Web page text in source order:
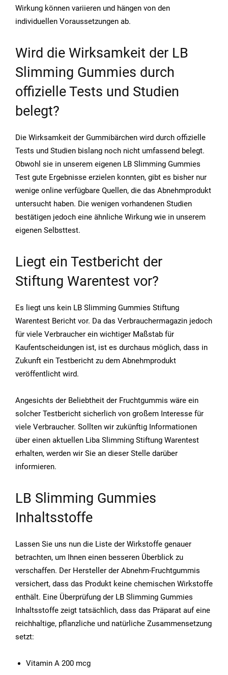
Wirkung können variieren und hängen von den
individuellen Voraussetzungen ab.
Wird die Wirksamkeit der LB
Slimming Gummies durch
offizielle Tests und Studien
belegt?
Die Wirksamkeit der Gummibärchen wird durch offizielle
Tests und Studien bislang noch nicht umfassend belegt.
Obwohl sie in unserem eigenen LB Slimming Gummies
Test gute Ergebnisse erzielen konnten, gibt es bisher nur
wenige online verfügbare Quellen, die das Abnehmprodukt
untersucht haben. Die wenigen vorhandenen Studien
bestätigen jedoch eine ähnliche Wirkung wie in unserem
eigenen Selbsttest.
Liegt ein Testbericht der
Stiftung Warentest vor?
Es liegt uns kein LB Slimming Gummies Stiftung
Warentest Bericht vor. Da das Verbrauchermagazin jedoch
für viele Verbraucher ein wichtiger Maßstab für
Kaufentscheidungen ist, ist es durchaus möglich, dass in
Zukunft ein Testbericht zu dem Abnehmprodukt
veröffentlicht wird.
Angesichts der Beliebtheit der Fruchtgummis wäre ein
solcher Testbericht sicherlich von großem Interesse für
viele Verbraucher. Sollten wir zukünftig Informationen
über einen aktuellen Liba Slimming Stiftung Warentest
erhalten, werden wir Sie an dieser Stelle darüber
informieren.
LB Slimming Gummies
Inhaltsstoffe
Lassen Sie uns nun die Liste der Wirkstoffe genauer
betrachten, um Ihnen einen besseren Überblick zu
verschaffen. Der Hersteller der Abnehm-Fruchtgummis
versichert, dass das Produkt keine chemischen Wirkstoffe
enthält. Eine Überprüfung der LB Slimming Gummies
Inhaltsstoffe zeigt tatsächlich, dass das Präparat auf eine
reichhaltige, pflanzliche und natürliche Zusammensetzung
setzt:
Vitamin A 200 mcg